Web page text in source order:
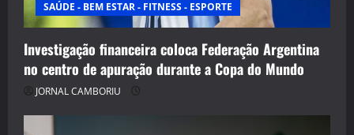
SAÚDE - BEM ESTAR - FITNESS - ESPORTE
Investigação financeira coloca Federação Argentina
no centro de apuração durante a Copa do Mundo
JORNAL CAMBORIU